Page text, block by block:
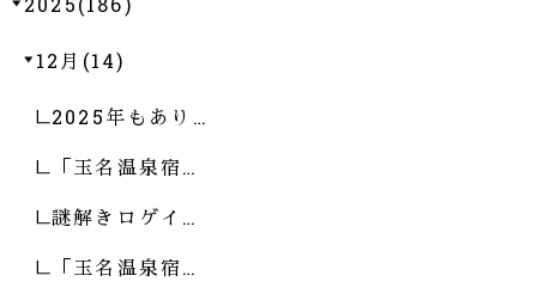
12月(14)
2025年もあり…
「玉名温泉宿…
謎解きロゲイ…
「玉名温泉宿…